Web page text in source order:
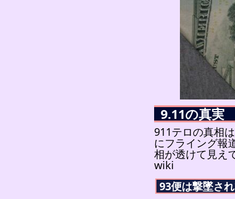
9.11の真実
911テロの真相
にフライング報
相が透けて見え
wiki
93便は撃墜さ